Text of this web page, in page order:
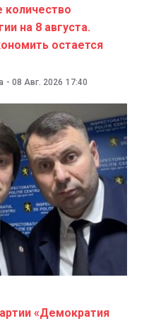
количество
на 8 августа.
остается
- 08 Авг. 2026 17:40
«Демократия